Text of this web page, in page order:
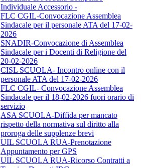
Individuale Accessorio -
FLC CGIL-Convocazione Assemblea
Sindacale per il personale ATA del 17-02-
2026
SNADIR-Convocazione di Assemblea
Sindacale per i Docenti di Religione del
20-02-2026
CISL SCUOLA- Incontro online con il
personale ATA del 17-02-2026
FLC CGIL- Convocazione Assemblea
Sindacale per il 18-02-2026 fuori orario di
servizio
ASA SCUOLA-Diffida per mancato
rispetto della normativa sul diritto alla
proroga delle supplenze brevi
UIL SCUOLA RUA-Prenotazione
Appuntamento per GPS
UIL SCUOLA RUA-Ricorso Contratti a